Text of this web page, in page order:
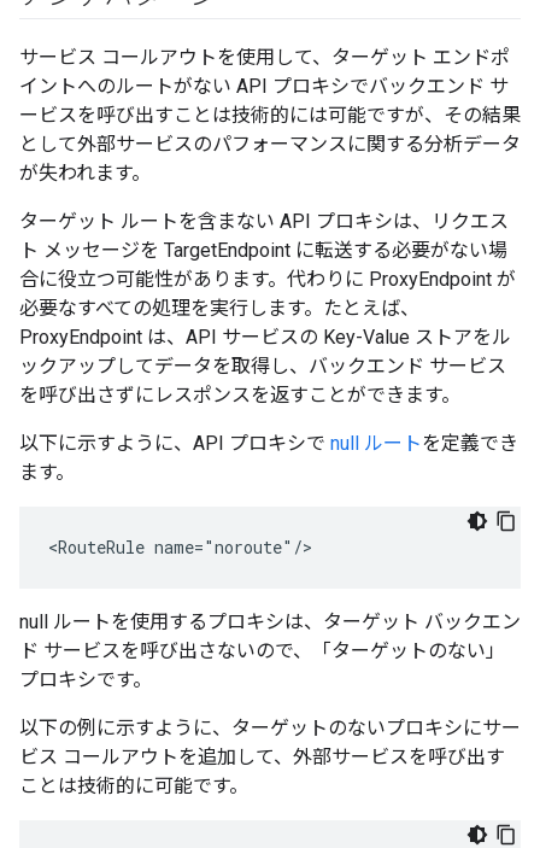
サービス コールアウトを使用して、ターゲット エンドポ
イントへのルートがない API プロキシでバックエンド サ
ービスを呼び出すことは技術的には可能ですが、その結果
として外部サービスのパフォーマンスに関する分析データ
が失われます。
ターゲット ルートを含まない API プロキシは、リクエス
ト メッセージを TargetEndpoint に転送する必要がない場
合に役立つ可能性があります。代わりに ProxyEndpoint が
必要なすべての処理を実行します。たとえば、
ProxyEndpoint は、API サービスの Key-Value ストアをル
ックアップしてデータを取得し、バックエンド サービス
を呼び出さずにレスポンスを返すことができます。
以下に示すように、API プロキシで null ルートを定義でき
ます。
<RouteRule name="noroute"/>
null ルートを使用するプロキシは、ターゲット バックエン
ド サービスを呼び出さないので、「ターゲットのない」
プロキシです。
以下の例に示すように、ターゲットのないプロキシにサー
ビス コールアウトを追加して、外部サービスを呼び出す
ことは技術的に可能です。